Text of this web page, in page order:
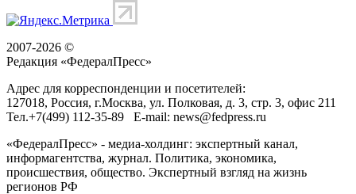
2007-2026 ©
Редакция «ФедералПресс»
Адрес для корреспонденции и посетителей:
127018, Россия, г.Москва, ул. Полковая, д. 3, стр. 3, офис 211
Тел.+7(499) 112-35-89 E-mail: news@fedpress.ru
«ФедералПресс» - медиа-холдинг: экспертный канал,
информагентства, журнал. Политика, экономика,
происшествия, общество. Экспертный взгляд на жизнь
регионов РФ